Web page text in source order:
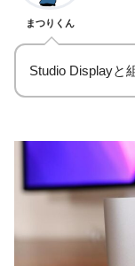
まつりくん
Studio Displayと